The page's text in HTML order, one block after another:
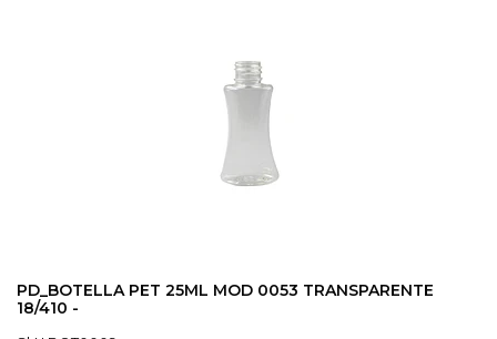
PD_BOTELLA PET 25ML MOD 0053 TRANSPARENTE
18/410 -